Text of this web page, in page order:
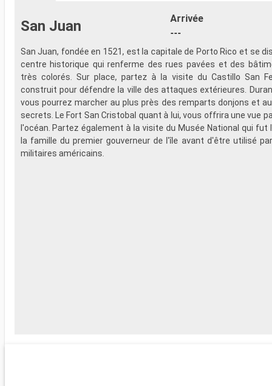
San Juan
Arrivée
---
San Juan, fondée en 1521, est la capitale de Porto Rico et se
centre historique qui renferme des rues pavées et des
très colorés. Sur place, partez à la visite du Castillo San
construit pour défendre la ville des attaques extérieures.
vous pourrez marcher au plus près des remparts donjons et
secrets. Le Fort San Cristobal quant à lui, vous offrira une vue
l'océan. Partez également à la visite du Musée National qui fut
la famille du premier gouverneur de l'île avant d'être utilisé
militaires américains.